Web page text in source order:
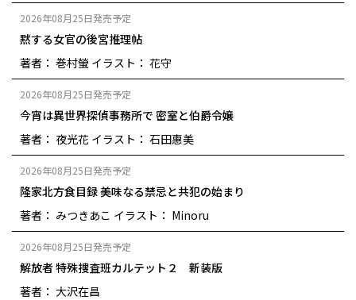
2026年08月25日発売予定
黙する女官の後宮推理帖
著者： 巻村螢 イラスト： 花守
2026年08月25日発売予定
今宵は異世界探偵事務所で 密室と伯爵令嬢
著者： 夜光花 イラスト： 石田惠美
2026年08月25日発売予定
隆家北方食目録 美味なる禁忌と共犯の始まり
著者： みつきあこ イラスト： Minoru
2026年08月25日発売予定
解放者 特殊捜査班カルテット２ 新装版
著者： 大沢在昌